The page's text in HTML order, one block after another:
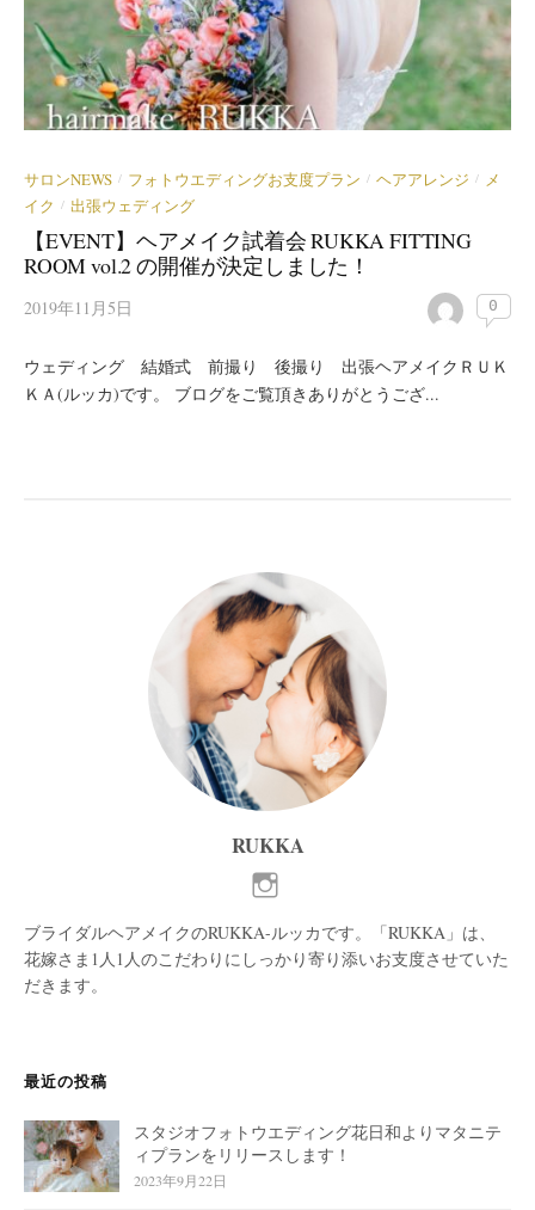
サロンNEWS / フォトウエディングお支度プラン / ヘアアレンジ / メ
イク / 出張ウェディング
【EVENT】ヘアメイク試着会 RUKKA FITTING
ROOM vol.2 の開催が決定しました！
2019年11月5日 0
ウェディング 結婚式 前撮り 後撮り 出張ヘアメイクＲＵＫ
ＫＡ(ルッカ)です。 ブログをご覧頂きありがとうござ...
RUKKA
ブライダルヘアメイクのRUKKA-ルッカです。「RUKKA」は、
花嫁さま1人1人のこだわりにしっかり寄り添いお支度させていた
だきます。
最近の投稿
スタジオフォトウエディング花日和よりマタニテ
ィプランをリリースします！
2023年9月22日